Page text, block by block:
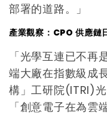
部署的道路。」
產業觀察： CPO供應鏈
「光學互連已不再
端大廠在指數級成
構」工研院(ITRI)
「創意電子在為雲